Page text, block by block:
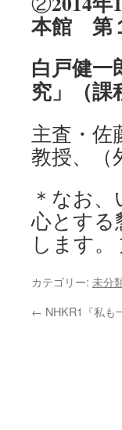
本館 第
白戸健一
究」（課
主査・佐
教授、（
＊なお
心とする
します。
カテゴリー: 未分
← NHKR1『私も